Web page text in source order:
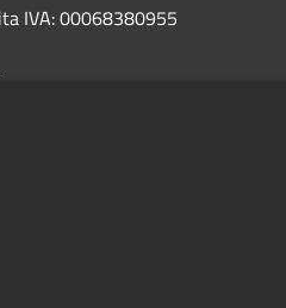
IVA: 00068380955